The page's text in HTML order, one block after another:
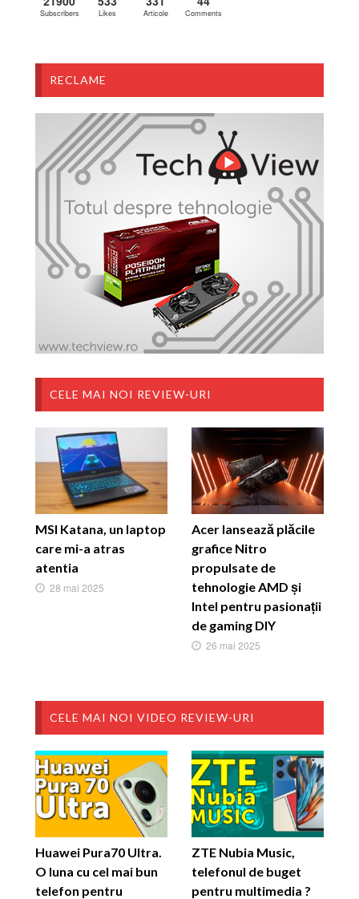
Subscribers Likes Articole Comments
RECLAME
CELE MAI NOI REVIEW-URI
MSI Katana, un laptop
care mi-a atras
atentia
28 mai 2025
Acer lansează plăcile
grafice Nitro
propulsate de
tehnologie AMD și
Intel pentru pasionații
de gaming DIY
26 mai 2025
CELE MAI NOI VIDEO REVIEW-URI
Huawei Pura70 Ultra.
O luna cu cel mai bun
telefon pentru
ZTE Nubia Music,
telefonul de buget
pentru multimedia ?